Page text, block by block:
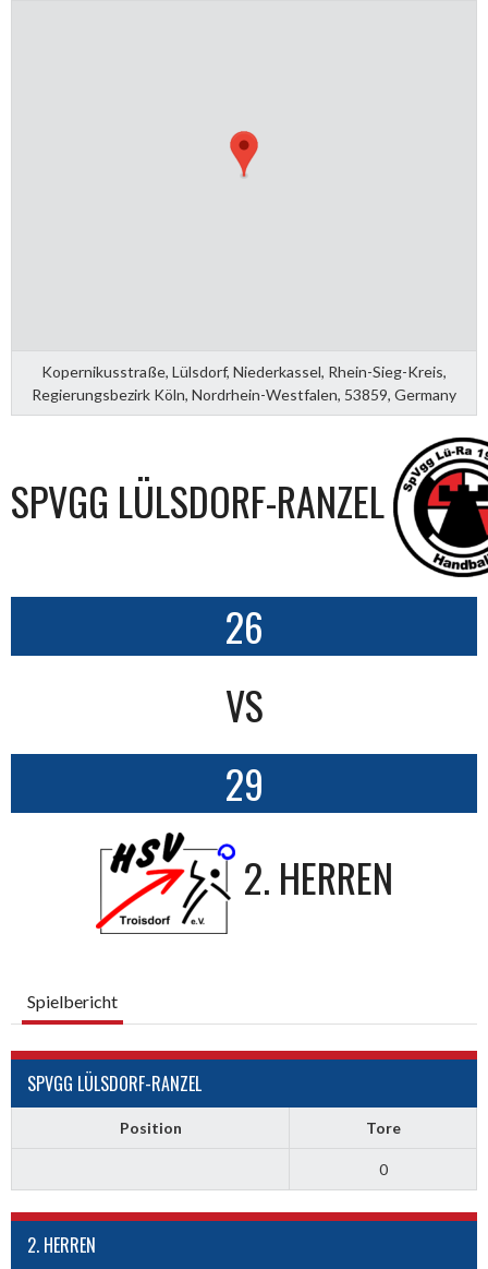
Kopernikusstraße, Lülsdorf, Niederkassel, Rhein-Sieg-Kreis,
Regierungsbezirk Köln, Nordrhein-Westfalen, 53859, Germany
SPVGG LÜLSDORF-RANZEL
26
VS
29
2. HERREN
Spielbericht
SPVGG LÜLSDORF-RANZEL
Position Tore
0
2. HERREN